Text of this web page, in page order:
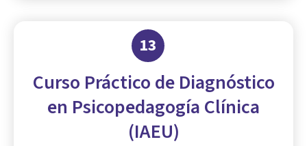
13
Curso Práctico de Diagnóstico
en Psicopedagogía Clínica
(IAEU)